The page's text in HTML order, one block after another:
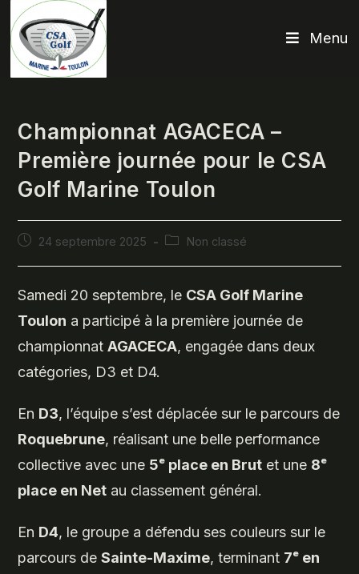
content
Menu
Championnat AGACECA –
Première journée pour le CSA
Golf Marine Toulon
Publication
24 septembre 2025
PostNon classé
Samedi 20 septembre, le CSA Golf Marine
Toulon a participé à la première journée de
championnatAGACECA, engagée dans deux
catégories, D3 et D4.
En D3, l’équipe s’est déplacée sur le parcours de
Roquebrune, réalisant une belle performance
collective avec une 5ᵉ place en Brut et une 8ᵉ
place en Net au classement général.
En D4, le groupe a défendu ses couleurs sur le
parcours deSainte-Maxime, terminant 7ᵉ en